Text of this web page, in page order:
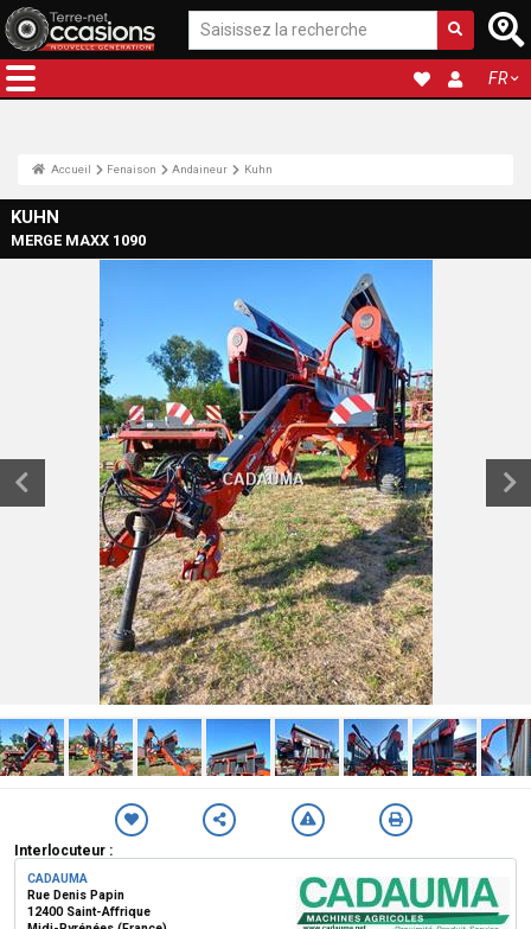
FR
Accueil Fenaison Andaineur Kuhn
KUHN
MERGE MAXX 1090
Interlocuteur :
CADAUMA
Rue Denis Papin
12400 Saint-Affrique